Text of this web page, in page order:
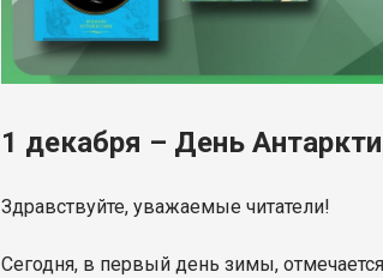
1 декабря – День
Здравствуйте, уважаемые читатели!
Сегодня, в первый день зимы,